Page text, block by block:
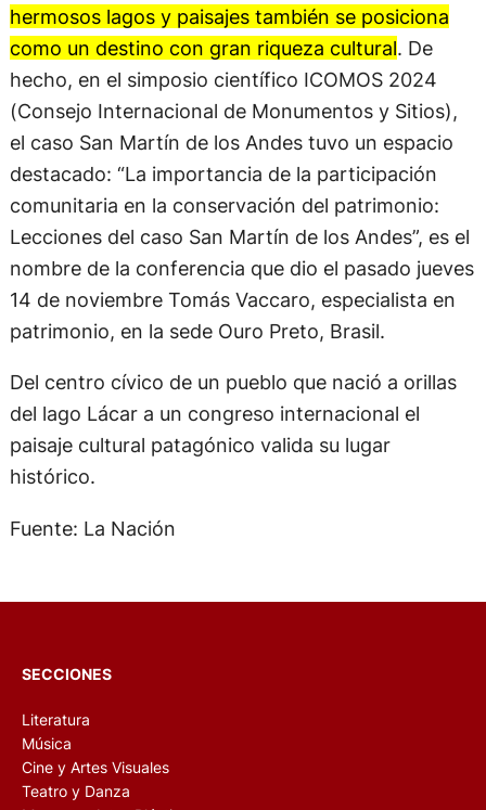
hermosos lagos y paisajes también se posiciona
como un destino con gran riqueza cultural. De
hecho, en el simposio científico ICOMOS 2024
(Consejo Internacional de Monumentos y Sitios),
el caso San Martín de los Andes tuvo un espacio
destacado: “La importancia de la participación
comunitaria en la conservación del patrimonio:
Lecciones del caso San Martín de los Andes”, es el
nombre de la conferencia que dio el pasado jueves
14 de noviembre Tomás Vaccaro, especialista en
patrimonio, en la sede Ouro Preto, Brasil.
Del centro cívico de un pueblo que nació a orillas
del lago Lácar a un congreso internacional el
paisaje cultural patagónico valida su lugar
histórico.
Fuente: La Nación
SECCIONES
Literatura
Música
Cine y Artes Visuales
Teatro y Danza